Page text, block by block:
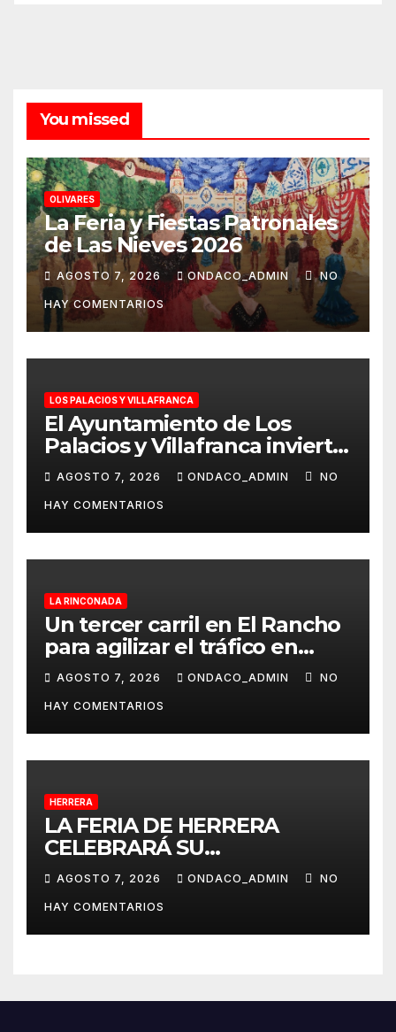
You missed
OLIVARES
La Feria y Fiestas Patronales
de Las Nieves 2026
AGOSTO 7, 2026 ONDACO_ADMIN NO
HAY COMENTARIOS
LOS PALACIOS Y VILLAFRANCA
El Ayuntamiento de Los
Palacios y Villafranca invierte
más de 560.000 euros en la
mejora Pista de Atletismo
Rafael Curado Tejero con
nueva iluminación y la
colocación de césped
AGOSTO 7, 2026 ONDACO_ADMIN NO
HAY COMENTARIOS
LA RINCONADA
Un tercer carril en El Rancho
para agilizar el tráfico en
dirección a Alcalá del Río
desde La Rinconada
AGOSTO 7, 2026 ONDACO_ADMIN NO
HAY COMENTARIOS
HERRERA
LA FERIA DE HERRERA
CELEBRARÁ SU
TRADICIONAL PASEO DE
CABALLISTAS, AMAZONAS Y
COCHES DE CABALLOS
AGOSTO 7, 2026 ONDACO_ADMIN NO
HAY COMENTARIOS